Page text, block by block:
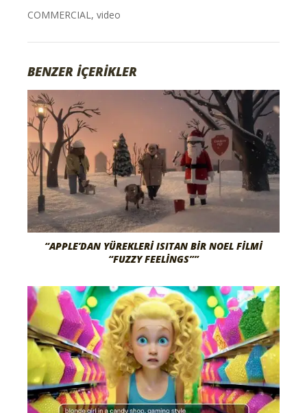
COMMERCIAL,video
BENZER İÇERİKLER
“APPLE’DAN YÜREKLERI ISITAN BIR NOEL FILMI
“FUZZY FEELINGS””